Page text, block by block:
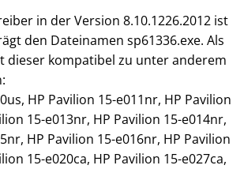
in der Version 8.10.1226.2012 ist
den Dateinamen sp61336.exe. Als
dieser kompatibel zu unter anderem
HP Pavilion 15-e011nr, HP Pavilion
15-e013nr, HP Pavilion 15-e014nr,
HP Pavilion 15-e016nr, HP Pavilion
15-e020ca, HP Pavilion 15-e027ca,